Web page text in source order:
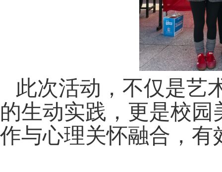
此次活动，不仅是艺
的生动实践，更是校
作与心理关怀融合，